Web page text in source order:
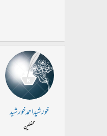
خورشیداحمدخورشید
محفلین